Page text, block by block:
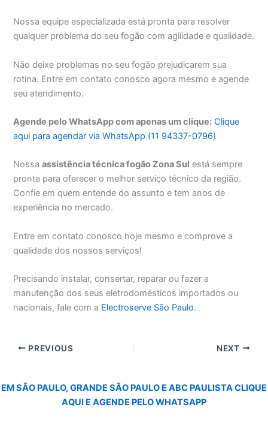
Nossa equipe especializada está pronta para resolver
qualquer problema do seu fogão com agilidade e qualidade.
Não deixe problemas no seu fogão prejudicarem sua
rotina. Entre em contato conosco agora mesmo e agende
seu atendimento.
Agende pelo WhatsApp com apenas um clique: Clique
aqui para agendar via WhatsApp (11 94337-0796)
Nossaassistência técnica fogão Zona Sul está sempre
pronta para oferecer o melhor serviço técnico da região.
Confie em quem entende do assunto e tem anos de
experiência no mercado.
Entre em contato conosco hoje mesmo e comprove a
qualidade dos nossos serviços!
Precisando instalar, consertar, reparar ou fazer a
manutenção dos seus eletrodomésticos importados ou
nacionais, fale com a Electroserve São Paulo.
PREVIOUS NEXT
EM SÃO PAULO, GRANDE SÃO PAULO E ABC PAULISTA CLIQUE
AQUI E AGENDE PELO WHATSAPP